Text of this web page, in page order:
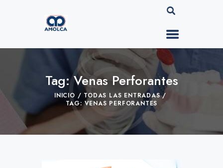
Tag: Venas Perforantes
INICIO
TODAS LAS ENTRADAS
TAG: VENAS PERFORANTES